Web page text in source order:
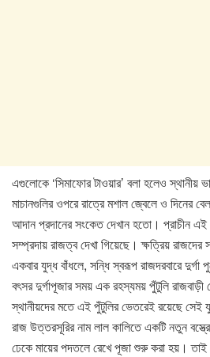
এগুলোকে ‘সিমাফোর টাওয়ার’ বলা হলেও স্থানীয়
মাচানগুলির ওপরে রাত্রে মশাল জ্বেলে ও দিনের
আদান প্রদানের সংকেত দেখান হতো। প্রাচীন এই
সম্প্রদায় রাজত্ব দেখা গিয়েছে। ক্ষত্রিয় রাজদের
একবার যুদ্ধ বাঁধলে, সন্ধি স্বরূপ রাজদরবারে
বৎসর দুর্গাপূজার সময় এক রহস্যময় পুঁটুলি রাজবাড়ী
স্থানীয়দের মতে এই পুঁটুলির ভেতরেই রয়েছে সেই
রাজ উত্তরসূরির নাম লাল কালিতে একটি নতুন
ঢেকে মায়ের পদতলে রেখে পূজা শুরু করা হয়।